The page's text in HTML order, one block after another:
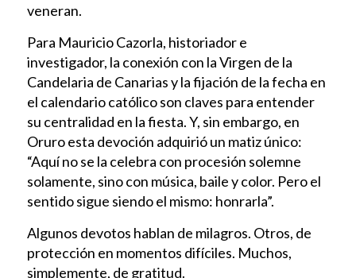
veneran.
Para Mauricio Cazorla, historiador e
investigador, la conexión con la Virgen de la
Candelaria de Canarias y la fijación de la fecha en
el calendario católico son claves para entender
su centralidad en la fiesta. Y, sin embargo, en
Oruro esta devoción adquirió un matiz único:
“Aquí no se la celebra con procesión solemne
solamente, sino con música, baile y color. Pero el
sentido sigue siendo el mismo: honrarla”.
Algunos devotos hablan de milagros. Otros, de
protección en momentos difíciles. Muchos,
simplemente, de gratitud.